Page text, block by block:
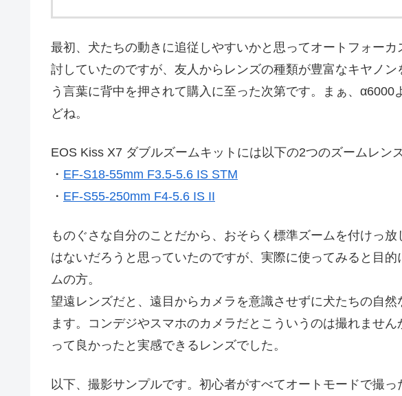
最初、犬たちの動きに追従しやすいかと思ってオートフォー
討していたのですが、友人からレンズの種類が豊富なキヤノ
う言葉に背中を押されて購入に至った次第です。まぁ、α6000
どね。
EOS Kiss X7 ダブルズームキットには以下の2つのズームレン
・ EF-S18-55mm F3.5-5.6 IS STM
・ EF-S55-250mm F4-5.6 IS II
ものぐさな自分のことだから、おそらく標準ズームを付けっ
はないだろうと思っていたのですが、実際に使ってみると目
ムの方。
望遠レンズだと、遠目からカメラを意識させずに犬たちの自
ます。コンデジやスマホのカメラだとこういうのは撮れませ
って良かったと実感できるレンズでした。
以下、撮影サンプルです。初心者がすべてオートモードで撮